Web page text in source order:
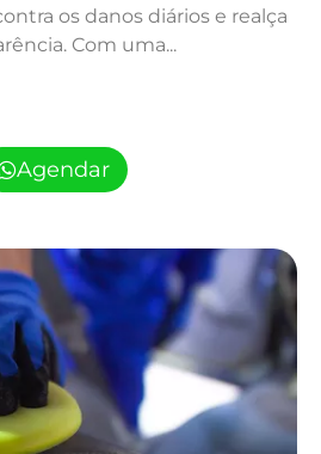
os danos diários e realça
Com uma...
Agendar